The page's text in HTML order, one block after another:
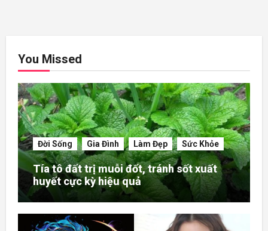
You Missed
Đời Sống Gia Đình Làm Đẹp Sức Khỏe
Tía tô đất trị muỗi đốt, tránh sốt xuất
huyết cực kỳ hiệu quả